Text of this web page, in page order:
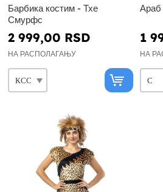
Барбика костим - Тхе
Смурфс
2 999,00 RSD
НА РАСПОЛАГАЊУ
Араб
1
НА